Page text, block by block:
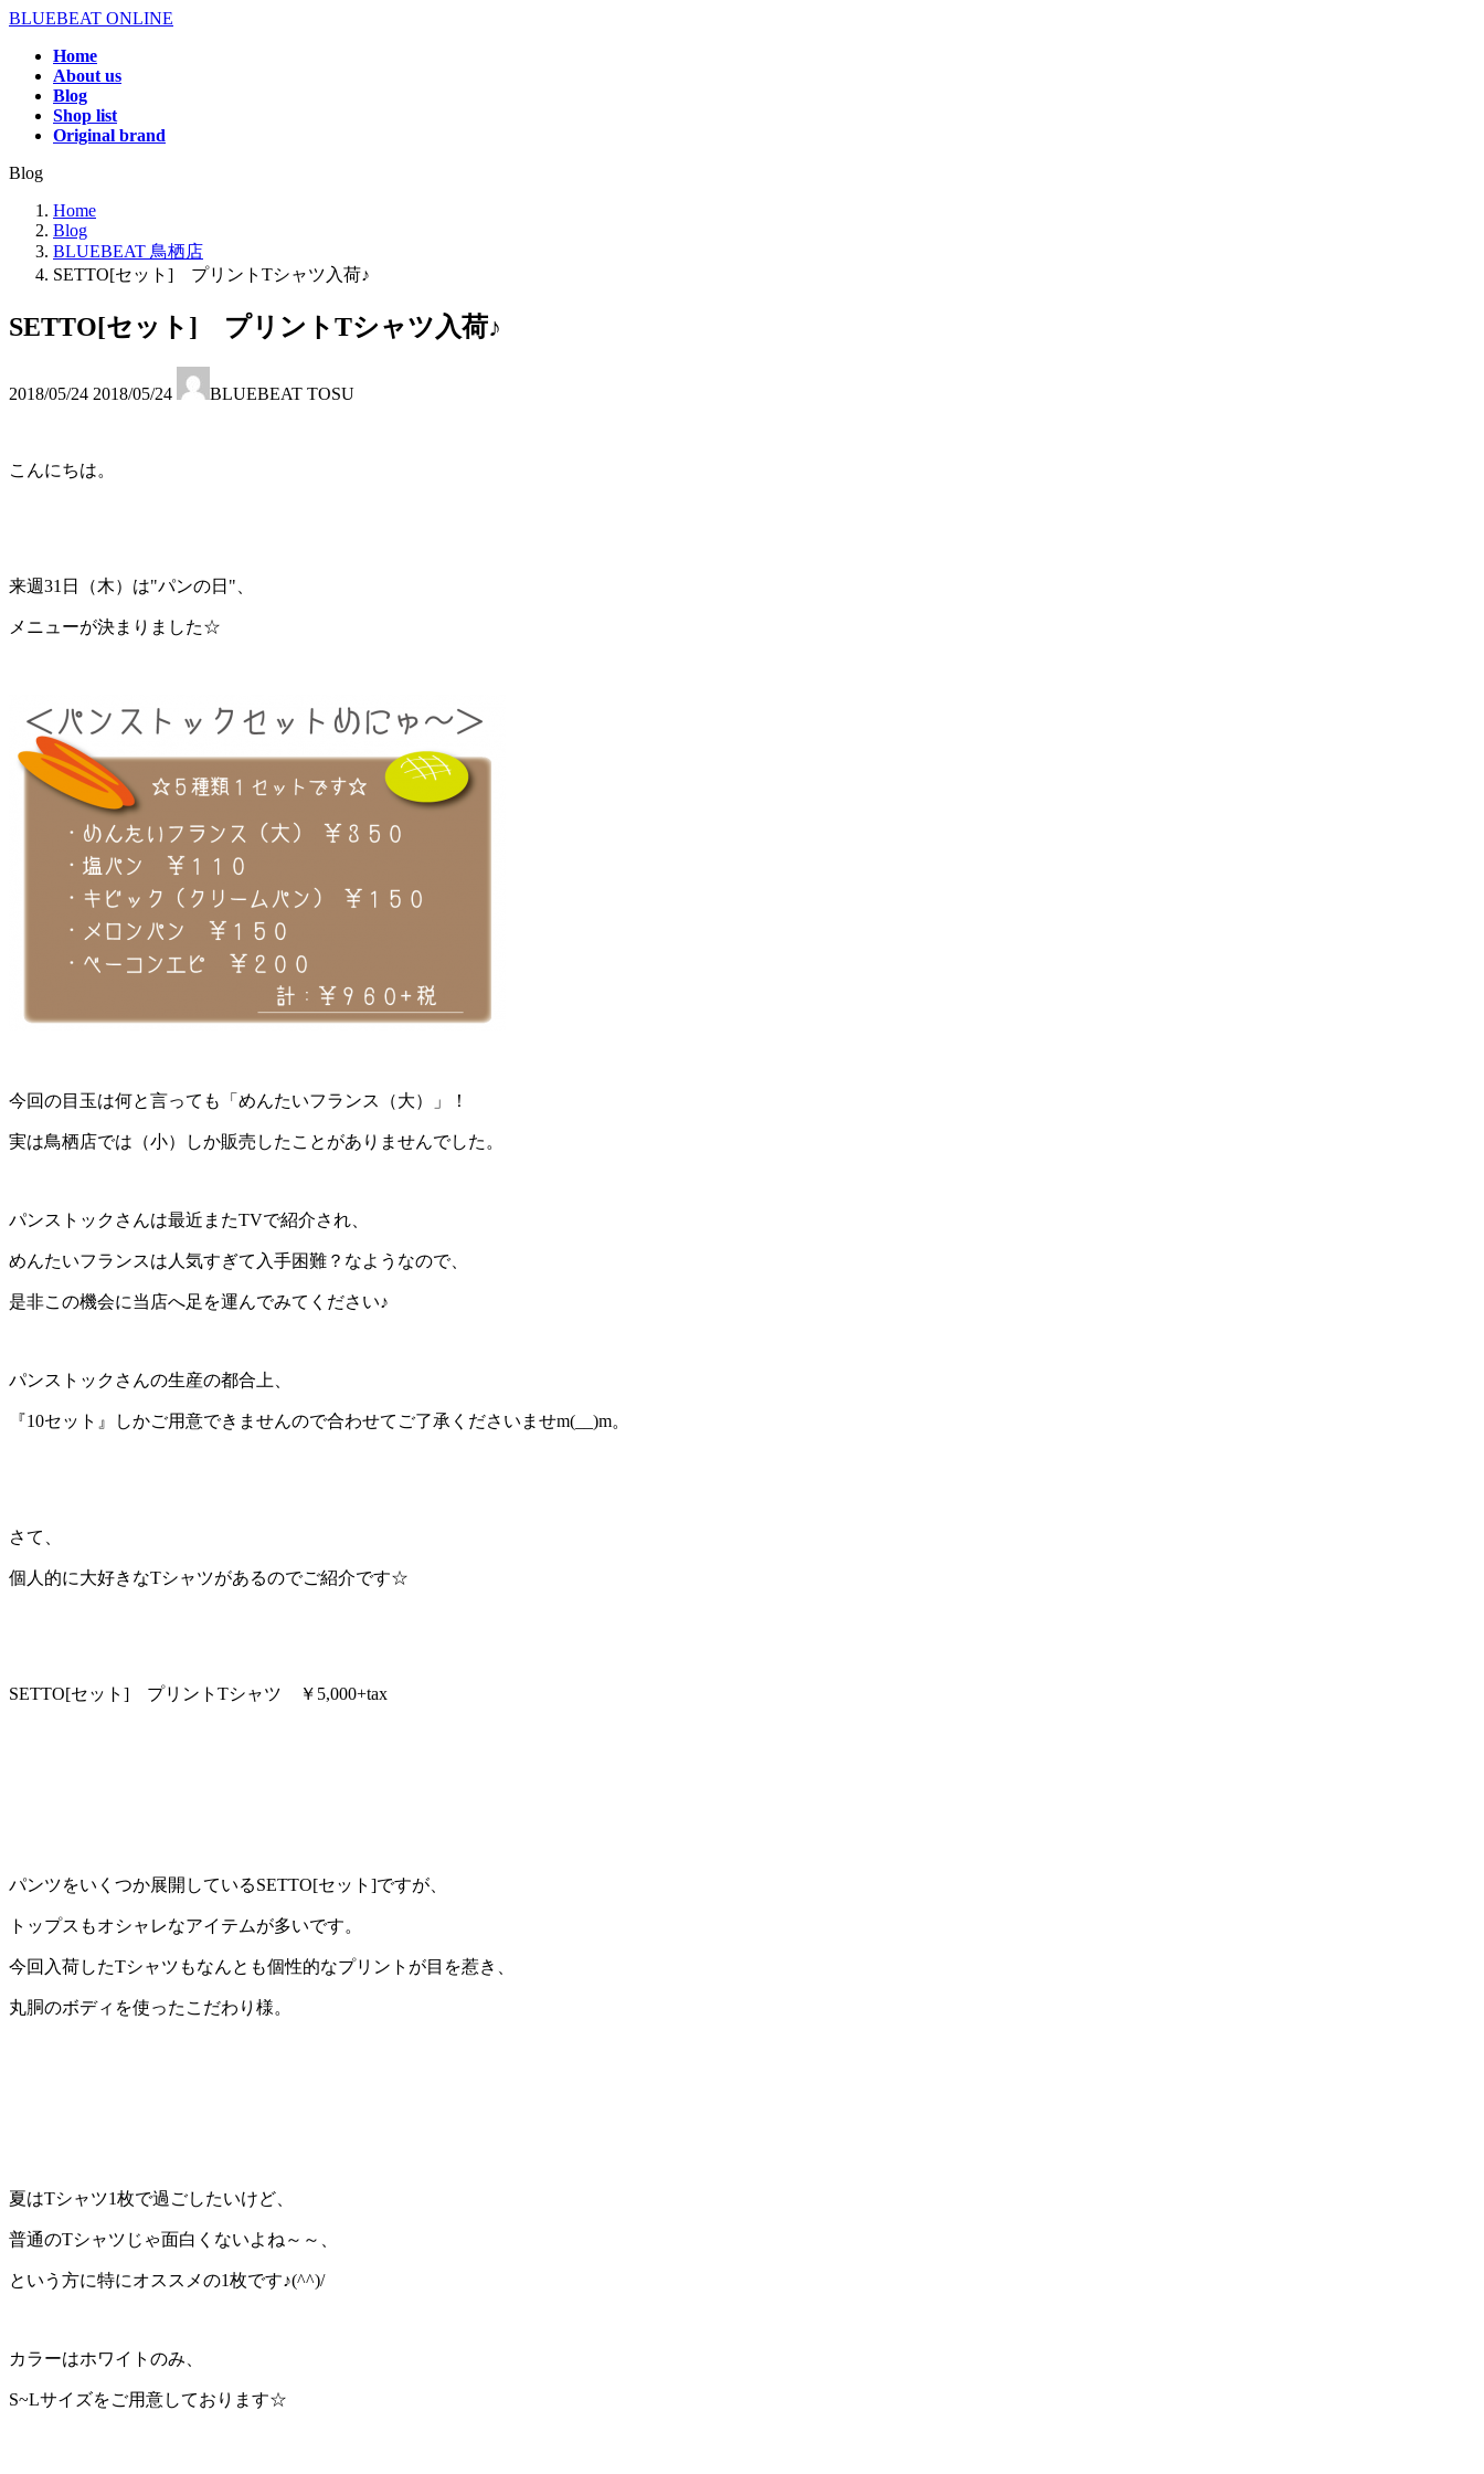
コ
キ
ナ
に
BLUEBEAT ONLINE
Home
About us
Blog
Shop list
Original brand
Blog
Home
Blog
BLUEBEAT 鳥栖店
SETTO[セット] プリントTシャツ入荷♪
SETTO[セット] プリントTシャツ入荷♪
2018/05/24 終
日
2018/05/24 BLUEBEAT TOSU
こんにちは。
来週31日（木）は"パンの日"、
メニューが決まりました☆
今回の目玉は何と言っても「めんたいフランス（大）」！
実は鳥栖店では（小）しか販売したことがありませんでした。
パンストックさんは最近またTVで紹介され、
めんたいフランスは人気すぎて入手困難？なようなので、
是非この機会に当店へ足を運んでみてください♪
パンストックさんの生産の都合上、
『10セット』しかご用意できませんので合わせてご了承くださいませm(__)m。
さて、
個人的に大好きなTシャツがあるのでご紹介です☆
SETTO[セット] プリントTシャツ ￥5,000+tax
パンツをいくつか展開しているSETTO[セット]ですが、
トップスもオシャレなアイテムが多いです。
今回入荷したTシャツもなんとも個性的なプリントが目を惹き、
丸胴のボディを使ったこだわり様。
夏はTシャツ1枚で過ごしたいけど、
普通のTシャツじゃ面白くないよね～～、
という方に特にオススメの1枚です♪(^^)/
カラーはホワイトのみ、
S~Lサイズをご用意しております☆